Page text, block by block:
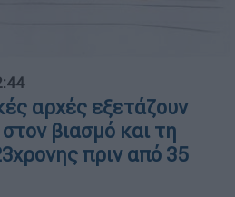
αρχές εξετάζουν
βιασμό και τη
πριν από 35